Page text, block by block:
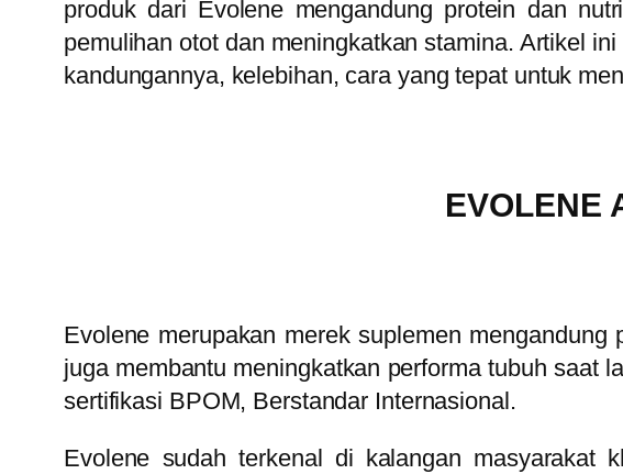
produk dari Evolene mengandung protein dan
pemulihan otot dan meningkatkan stamina. Artikel ini
kandungannya, kelebihan, cara yang tepat untuk
EVOLENE
Evolene merupakan merek suplemen
juga membantu meningkatkan performa tubuh saat
sertifikasi BPOM, Berstandar Internasional.
Evolene sudah terkenal di kalangan masyarakat